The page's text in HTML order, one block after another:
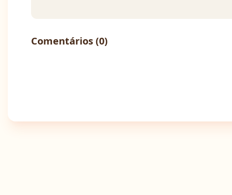
Comentários (0)